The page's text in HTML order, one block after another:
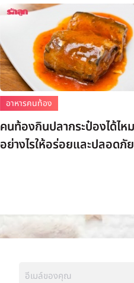
อาหารคนท้อง
คนท้องกินปลากระป๋องได้ไห
อย่างไรให้อร่อยและปลอดภัย